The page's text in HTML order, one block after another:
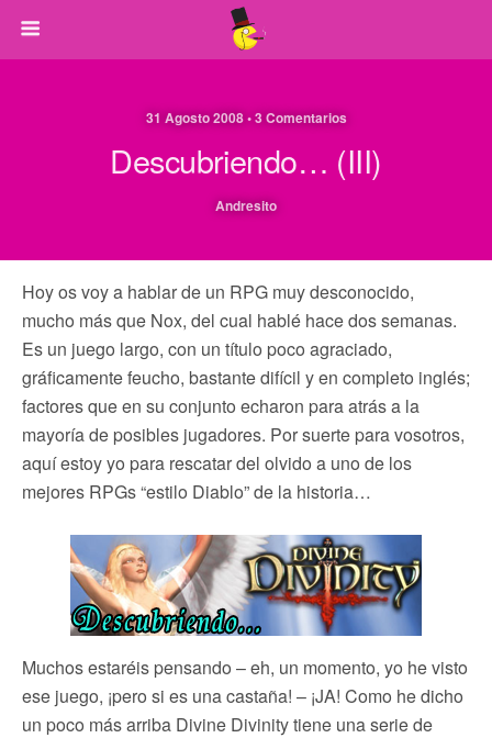
31 Agosto 2008 • 3 Comentarios
Descubriendo… (III)
Andresito
Hoy os voy a hablar de un RPG muy desconocido,
mucho más que Nox, del cual hablé hace dos semanas.
Es un juego largo, con un título poco agraciado,
gráficamente feucho, bastante difícil y en completo inglés;
factores que en su conjunto echaron para atrás a la
mayoría de posibles jugadores. Por suerte para vosotros,
aquí estoy yo para rescatar del olvido a uno de los
mejores RPGs “estilo Diablo” de la historia…
Muchos estaréis pensando – eh, un momento, yo he visto
ese juego, ¡pero si es una castaña! – ¡JA! Como he dicho
un poco más arriba Divine Divinity tiene una serie de